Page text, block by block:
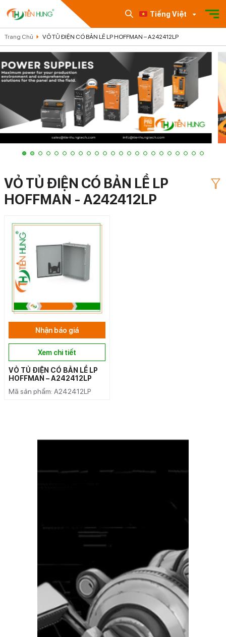
Tiếng Việt
Trang Chủ VỎ TỦ ĐIỆN CÓ BẢN LỀ LP HOFFMAN – A242412LP
VỎ TỦ ĐIỆN CÓ BẢN LỀ LP
HOFFMAN - A242412LP
Nhận báo giá
Xem chi tiết
VỎ TỦ ĐIỆN CÓ BẢN LỀ LP
HOFFMAN – A242412LP
Mã sản phẩm: A242412LP